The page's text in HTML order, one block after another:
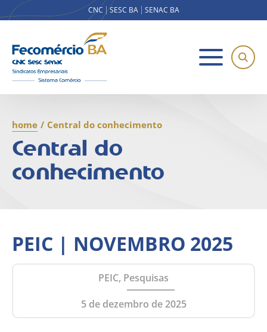
CNC SESC BA SENAC BA
home / Central do conhecimento
Central do
conhecimento
PEIC | NOVEMBRO 2025
PEIC, Pesquisas
5 de dezembro de 2025